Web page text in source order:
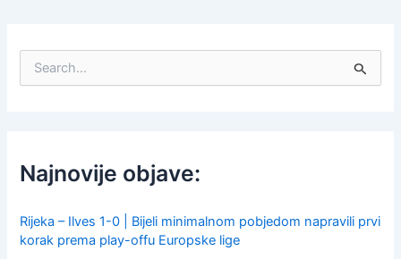
f
o
:
Najnovije objave:
Rijeka – Ilves 1-0 | Bijeli minimalnom pobjedom napravili prvi
korak prema play-offu Europske lige